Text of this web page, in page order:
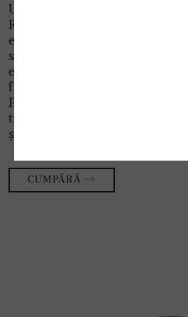
Un cupaj delicat între
Regală, acest vin galben-
eleganța sa și aromele
salcâm și caprifoi. Cu o
evidențiază printr-un
florale subtile.
Păstrat cu atenție, vinul
timpului, dezvăluind un buchet
și sofisticat.
CUMPĂRĂ